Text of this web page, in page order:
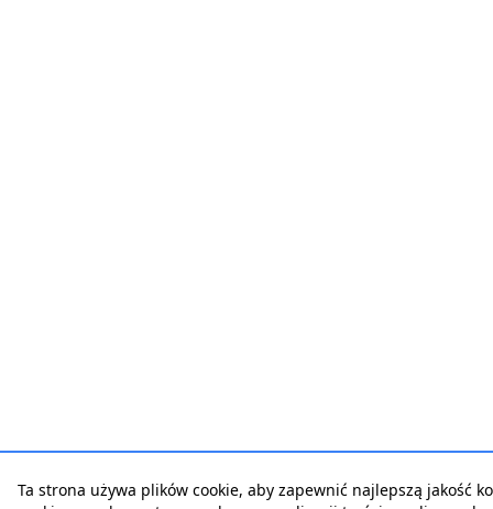
Ta strona używa plików cookie, aby zapewnić najlepszą jakość